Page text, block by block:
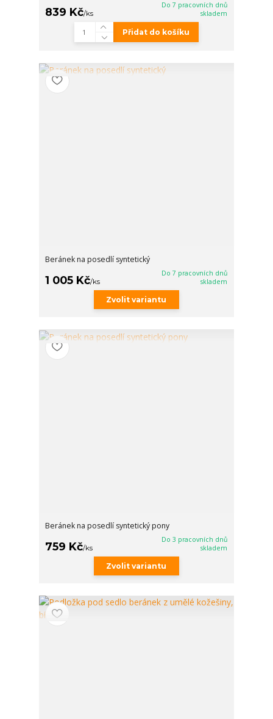
839 Kč/ks
Do 7 pracovních dnů
skladem
Přidat do košíku
Beránek na posedlí syntetický
1 005 Kč/ks
Do 7 pracovních dnů
skladem
Zvolit variantu
Beránek na posedlí syntetický pony
759 Kč/ks
Do 3 pracovních dnů
skladem
Zvolit variantu